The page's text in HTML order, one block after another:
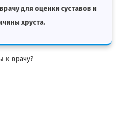
для оценки суставов и
хруста.
к врачу?